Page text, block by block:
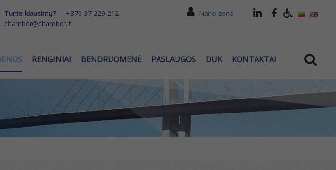
Turite klausimų?
+370 37 229 212
chamber@chamber.lt
Nario zona
RENGINIAI BENDRUOMENĖ PASLAUGOS DUK KONTAKTAI